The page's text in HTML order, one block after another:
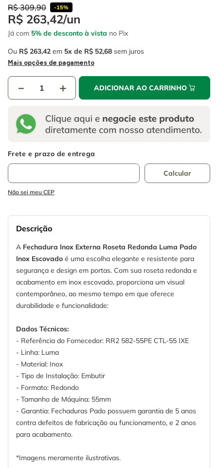
R$ 309,90 -15%
R$ 263,42/un
Já com 5% de desconto à vista no Pix
Ou R$ 263,42 em 5 R$ 52,68 sem juros
Mais opções de pagamento
＋
－ ADICIONAR AO CARRINHO
Não sei meu CEP
Descrição
A Fechadura Inox Externa Roseta Redonda Luma Pado
Inox Escovado é uma escolha elegante e resistente para
segurança e design em portas. Com sua roseta redonda e
acabamento em inox escovado, proporciona um visual
contemporâneo, ao mesmo tempo em que oferece
durabilidade e funcionalidade:
Dados Técnicos:
- Referência do Fornecedor: RR2 582-55PE CTL-55 IXE
- Linha: Luma
- Material: Inox
- Tipo de Instalação: Embutir
- Formato: Redondo
- Tamanho de Máquina: 55mm
- Garantia: Fechaduras Pado possuem garantia de 5 anos
contra defeitos de fabricação ou funcionamento, e 2 anos
para acabamento.
*Imagens meramente ilustrativas.
6º serra copo
7 º luva
9º lavadora alta pressão
serra circular
º
º fio
º lavadora alta pressão
alicate